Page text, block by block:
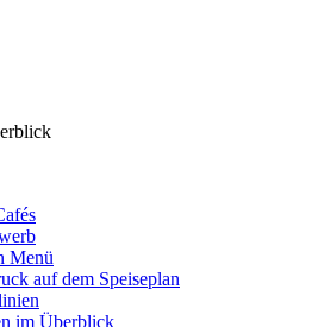
Menü
auf dem Speiseplan
im Überblick